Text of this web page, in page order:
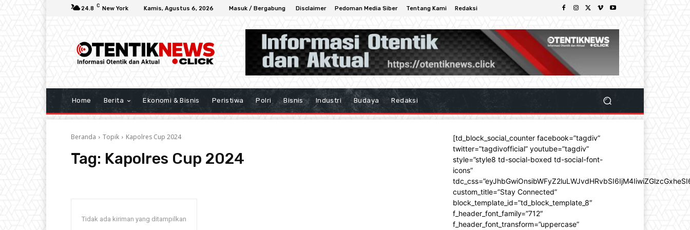
24.8 C New York Kamis, Agustus 6, 2026 Masuk / Bergabung Disclaimer Pedoman Media Siber Tentang Kami Redaksi
Home Berita Ekonomi & Bisnis Peristiwa Polri Bisnis Industri Budaya Redaksi
Beranda Topik Kapolres Cup 2024
Tag: Kapolres Cup 2024
Tidak ada kiriman yang ditampilkan
[td_block_social_counter facebook=”tagdiv”
twitter=”tagdivofficial” youtube=”tagdiv”
style=”style8 td-social-boxed td-social-font-
icons”
custom_title=”Stay Connected”
block_template_id=”td_block_template_8″
f_header_font_family=”712″
f_header_font_transform=”uppercase”